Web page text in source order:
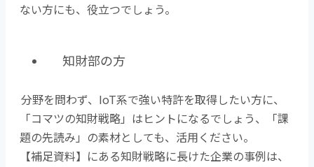
ない方にも、役立つでしょう。
知財部の方
分野を問わず、IoT系で強い特許を取得したい方に、
「コマツの知財戦略」はヒントになるでしょう、「課
題の先読み」の素材としても、活用ください。
【補足資料】にある知財戦略に長けた企業の事例は、